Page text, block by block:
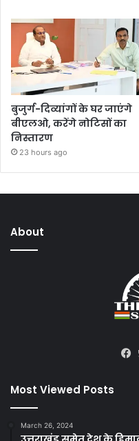
बुजुर्ग-दिव्यांगों के घर जाएंगे
बीएलओ, करेंगे नोटिसों का
निस्तारण
23 hours ago
About
Most Viewed Posts
March 26, 2024